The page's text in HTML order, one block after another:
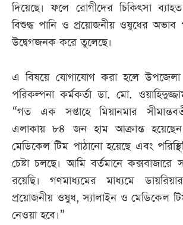
দিয়েছে। ফলে রোগীদের চিকিৎসা
বিশুদ্ধ পানি ও প্রয়োজনীয় ওষুধের অভাব
উদ্বেগজনক করে তুলেছে।
এ বিষয়ে যোগাযোগ করা হলে উপজেলা
পরিকল্পনা কর্মকর্তা ডা. মো.
“গত এক সপ্তাহে মিয়ানমার
এলাকায় ৮৪ জন হাম আক্রান্ত
মেডিকেল টিম পাঠানো হয়েছে এবং
চেষ্টা চলছে। আমি বর্তমানে কক্সবাজারে
রয়েছি। গণমাধ্যমের মাধ্যমে
প্রয়োজনীয় ওষুধ, স্যালাইন ও মেডিকেল
নেওয়া হবে।”